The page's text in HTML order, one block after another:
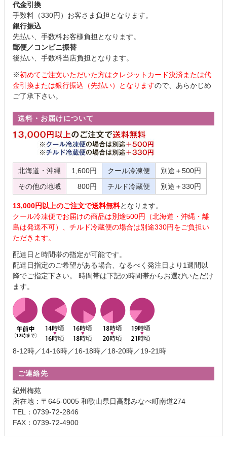
代金引換
手数料（330円）お客さま負担となります。
銀行振込
先払い、手数料お客様負担となります。
郵便／コンビニ振替
後払い、手数料当店負担となります。
※初めてご注文いただいた方はクレジットカード決済または代
金引換または銀行振込（先払い）となりますので、あらかじめ
ご了承下さい。
送料・お届けについて
北海道・沖縄 1,600円 クール冷凍便
別途＋500円
その他の地域
800円 チルド冷蔵便 別途＋330円
13,000円以上のご注文で送料無料となります。
クール冷凍便でお届けの商品は別途500円（北海道・沖縄・離
島は発送不可）、チルド冷蔵便の場合は別途330円をご負担い
ただきます。
配達日と時間帯の指定が可能です。
配達日指定のご希望がある場合、なるべく発注日より1週間以
降でご指定下さい。 時間帯は下記の時間帯からお選びいただけ
ます。
8-12時／14-16時／16-18時／18-20時／19-21時
ご連絡先
紀州梅苑
所在地：〒645-0005 和歌山県日高郡みなべ町南道274
TEL：0739-72-2846
FAX：0739-72-4900